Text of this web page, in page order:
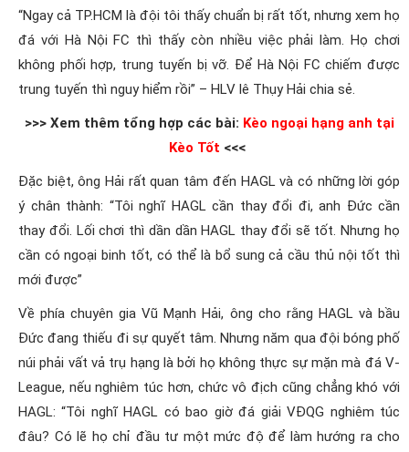
“Ngay cả TP.HCM là đội tôi thấy chuẩn bị rất tốt, nhưng xem họ
đá với Hà Nội FC thì thấy còn nhiều việc phải làm. Họ chơi
không phối hợp, trung tuyến bị vỡ. Để Hà Nội FC chiếm được
trung tuyến thì nguy hiểm rồi” – HLV lê Thụy Hải chia sẻ.
>>> Xem thêm tổng hợp các bài: Kèo ngoại hạng anh tại
Kèo Tốt <<<
Đặc biệt, ông Hải rất quan tâm đến HAGL và có những lời góp
ý chân thành: “Tôi nghĩ HAGL cần thay đổi đi, anh Đức cần
thay đổi. Lối chơi thì dần dần HAGL thay đổi sẽ tốt. Nhưng họ
cần có ngoại binh tốt, có thể là bổ sung cả cầu thủ nội tốt thì
mới được”
Về phía chuyên gia Vũ Mạnh Hải, ông cho rằng HAGL và bầu
Đức đang thiếu đi sự quyết tâm. Nhưng năm qua đội bóng phố
núi phải vất vả trụ hạng là bởi họ không thực sự mặn mà đá V-
League, nếu nghiêm túc hơn, chức vô địch cũng chẳng khó với
HAGL: “Tôi nghĩ HAGL có bao giờ đá giải VĐQG nghiêm túc
đâu? Có lẽ họ chỉ đầu tư một mức độ để làm hướng ra cho